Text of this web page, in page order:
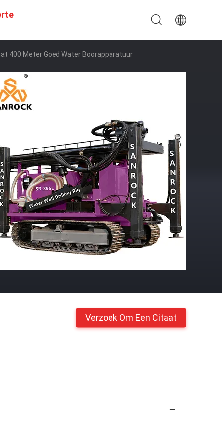
400 Meter Goed Water Boorapparatuur
Verzoek Om Een Citaat